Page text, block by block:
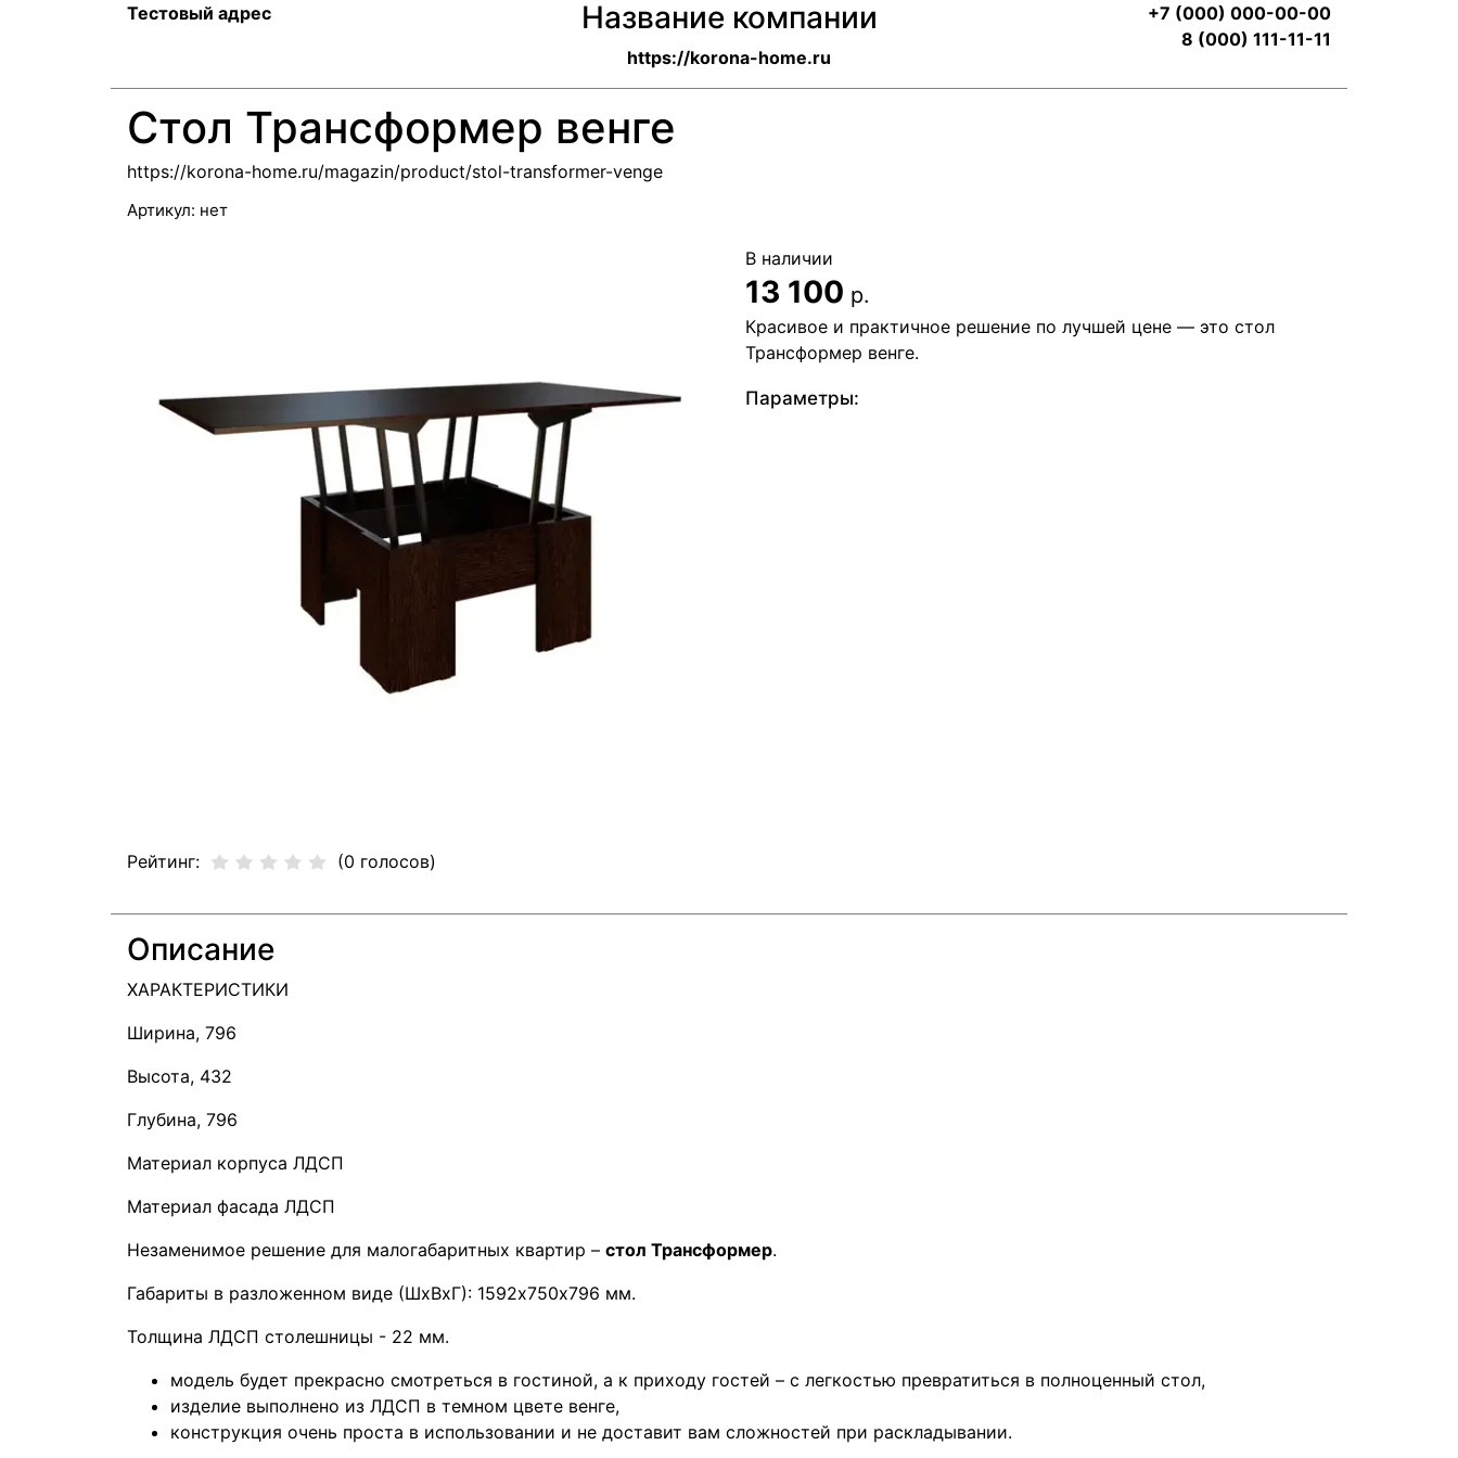
Тестовый адрес Название компании
https://korona-home.ru
+7 (000) 000-00-00
8 (000) 111-11-11
Стол Трансформер венге
https://korona-home.ru/magazin/product/stol-transformer-venge
Артикул: нет
Рейтинг: (0 голосов)
В наличии
13 100 р.
Красивое и практичное решение по лучшей цене — это стол
Трансформер венге.
Параметры:
Описание
ХАРАКТЕРИСТИКИ
Ширина, 796
Высота, 432
Глубина, 796
Материал корпуса ЛДСП
Материал фасада ЛДСП
Незаменимое решение для малогабаритных квартир – стол Трансформер.
Габариты в разложенном виде (ШхВхГ): 1592х750х796 мм.
Толщина ЛДСП столешницы - 22 мм.
модель будет прекрасно смотреться в гостиной, а к приходу гостей – с легкостью превратиться в полноценный стол,
изделие выполнено из ЛДСП в темном цвете венге,
конструкция очень проста в использовании и не доставит вам сложностей при раскладывании.